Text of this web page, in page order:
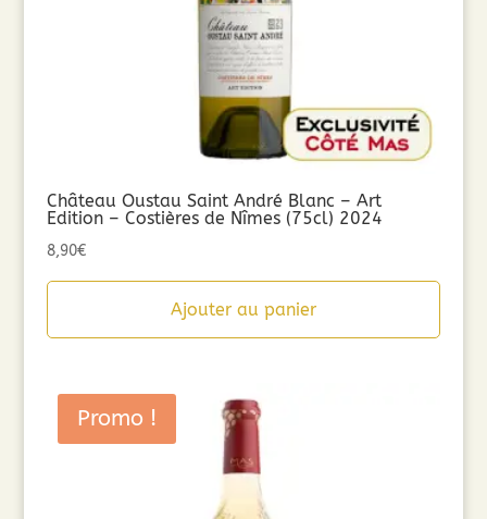
Château Oustau Saint André Blanc – Art
Edition – Costières de Nîmes (75cl) 2024
8,90€
Ajouter au panier
Promo !